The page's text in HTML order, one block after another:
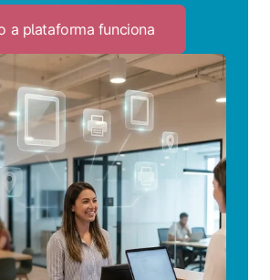
a plataforma funciona
to
Veja
como
plataforma
funciona